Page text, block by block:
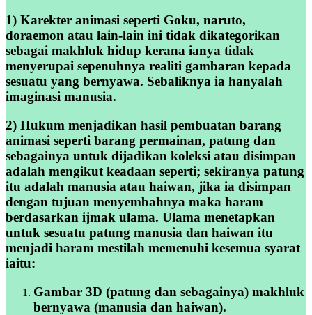
1) Karekter animasi seperti Goku, naruto,
doraemon atau lain-lain ini tidak dikategorikan
sebagai makhluk hidup kerana ianya tidak
menyerupai sepenuhnya realiti gambaran kepada
sesuatu yang bernyawa. Sebaliknya ia hanyalah
imaginasi manusia.
2) Hukum menjadikan hasil pembuatan barang
animasi seperti barang permainan, patung dan
sebagainya untuk dijadikan koleksi atau disimpan
adalah mengikut keadaan seperti; sekiranya patung
itu adalah manusia atau haiwan, jika ia disimpan
dengan tujuan menyembahnya maka haram
berdasarkan ijmak ulama. Ulama menetapkan
untuk sesuatu patung manusia dan haiwan itu
menjadi haram mestilah memenuhi kesemua syarat
iaitu:
Gambar 3D (patung dan sebagainya) makhluk
bernyawa (manusia dan haiwan).